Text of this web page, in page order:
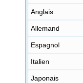
Anglais
Allemand
Espagnol
Italien
Japonais